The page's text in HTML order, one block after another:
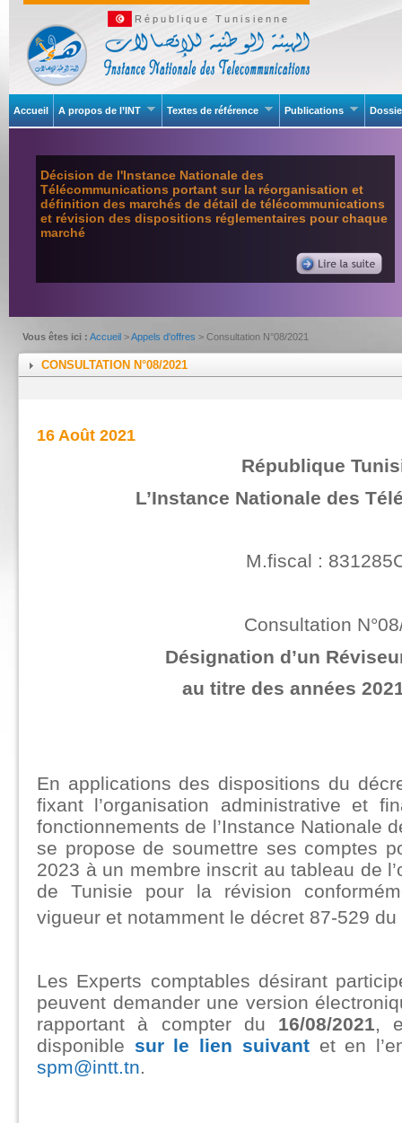
République Tunisienne
Accueil A propos de l’INT Textes de référence Publications
Décision de l'Instance Nationale des
Télécommunications portant sur la réorganisation et
définition des marchés de détail de télécommunications
et révision des dispositions réglementaires pour chaque
marché
Vous êtes ici : Accueil >Appels d'offres > Consultation N°08/2021
CONSULTATION N°08/2021
16 Août 2021
République
L’Instance Nationale des
M.fiscal :
Consultation
Désignation d’un
au titre des années
En applications des dispositions du
fixant l’organisation administrative et
fonctionnements de l’Instance Nationale
se propose de soumettre ses comptes
2023 à un membre inscrit au tableau de
de Tunisie pour la révision
vigueur et notamment le décret 87-529 du
Les Experts comptables désirant
peuvent demander une version
rapportant à compter du 16/08/2021
,
disponible sur le lien suivantet en
spm@intt.tn